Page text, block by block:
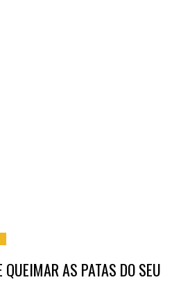
QUEIMAR AS PATAS DO SEU